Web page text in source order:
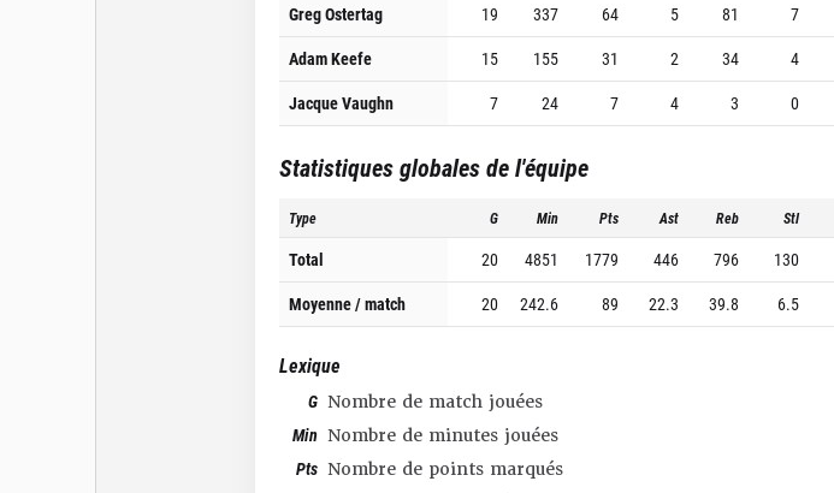
Greg Ostertag
19 337 64 5 81 7
Adam Keefe
15 155 31 2 34 4
Jacque Vaughn
7 24 7 4 3 0
Statistiques globales de l'équipe
Type G Min Pts Ast Reb Stl
Total 20 4851 1779 446 796 130
Moyenne / match
20 242.6 89 22.3 39.8 6.5
Lexique
G Nombre de match jouées
Min Nombre de minutes jouées
Pts Nombre de points marqués